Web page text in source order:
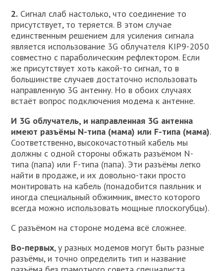
2. Сигнал слаб настолько, что соединение то
присутствует, то теряется. В этом случае
единственным решением для усиления сигнала
является использование 3G облучателя KIP9-2050
совместно с параболическим рефлектором. Если
же присутствует хоть какой-то сигнал, то в
большинстве случаев достаточно использовать
направленную 3G антенну. Но в обоих случаях
встаёт вопрос подключения модема к антенне.
И 3G облучатель, и направленная 3G антенна
имеют разъёмы N-типа (мама) или F-типа (мама).
Соответственно, высокочастотный кабель мы
должны с одной стороны обжать разъёмом N-
типа (папа) или F-типа (папа). Эти разъёмы легко
найти в продаже, и их довольно-таки просто
монтировать на кабель (понадобится паяльник и
иногда специальный обжимник, вместо которого
всегда можно использовать мощные плоскогубцы).
С разъёмом на стороне модема всё сложнее.
Во-первых, у разных модемов могут быть разные
разъёмы, и точно определить тип и название